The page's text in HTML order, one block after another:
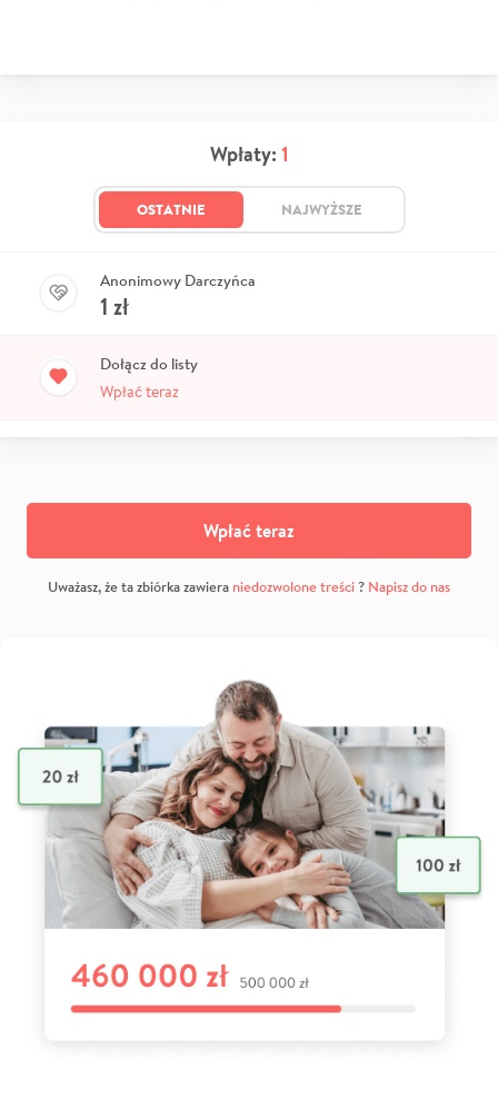
Wpłaty: 1
OSTATNIE NAJWYŻSZE
Anonimowy Darczyńca
1 zł
Dołącz do listy
Wpłać teraz
Wpłać teraz
Uważasz, że ta zbiórka zawiera niedozwolone treści? Napisz do nas